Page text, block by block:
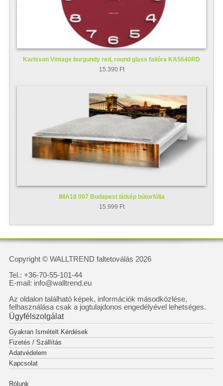
Karlsson Vintage burgundy red, round glass falióra KA5640RD
15.390 Ft
IMA18 007 Budapest látkép bútorfólia
15.999 Ft
Copyright © WALLTREND faltetoválás 2026
Tel.: +36-70-55-101-44
E-mail: info@walltrend.eu
Az oldalon található képek, információk másodközlése,
felhasználása csak a jogtulajdonos engedélyével lehetséges.
Ügyfélszolgálat
Gyakran Ismételt Kérdések
Fizetés / Szállítás
Adatvédelem
Kapcsolat
Rólunk